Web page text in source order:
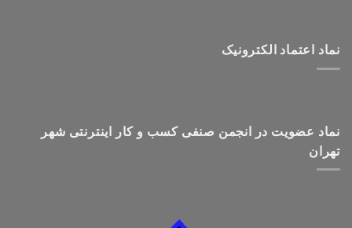
نماد اعتماد الکترونیک
نماد عضویت در انجمن صنفی کسب و کار اینترنتی شهر
تهران